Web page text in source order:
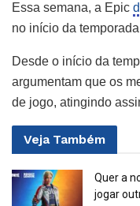
Essa semana, a Epic
no início da
Desde o início da
argumentam que os
de jogo, atingindo
Veja Também
Quer a
jogar